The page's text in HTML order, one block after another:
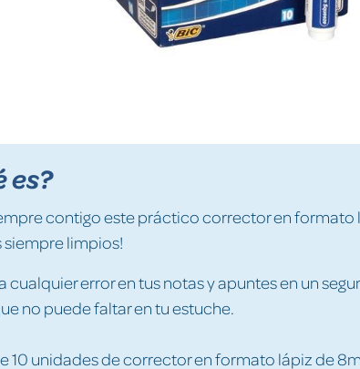
es?
contigo este práctico corrector en formato
siempre limpios!
cualquier error en tus notas y apuntes en un
no puede faltar en tu estuche.
10 unidades de corrector en formato lápiz de